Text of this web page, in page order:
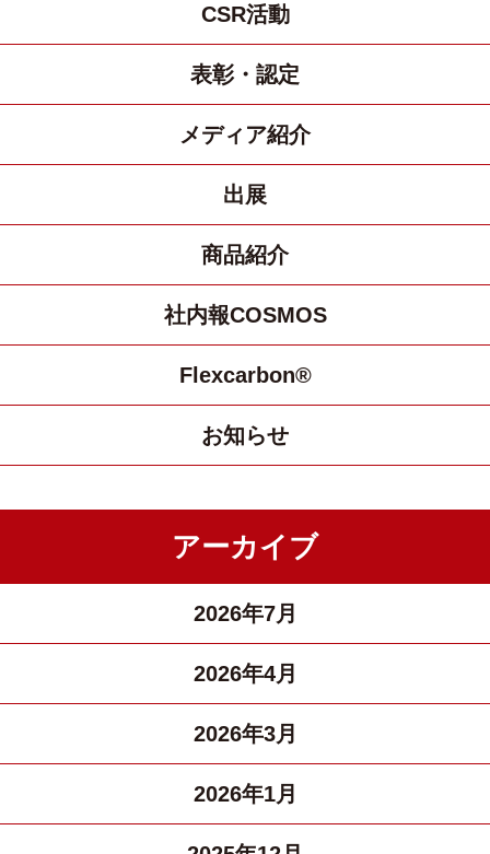
CSR活動
表彰・認定
メディア紹介
出展
商品紹介
社内報COSMOS
Flexcarbon®
お知らせ
アーカイブ
2026年7月
2026年4月
2026年3月
2026年1月